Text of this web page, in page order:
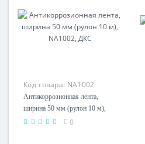
Код товара: NA1002
Антикоррозионная лента,
ширина 50 мм (рулон 10 м),
NA1002, ДКС 0